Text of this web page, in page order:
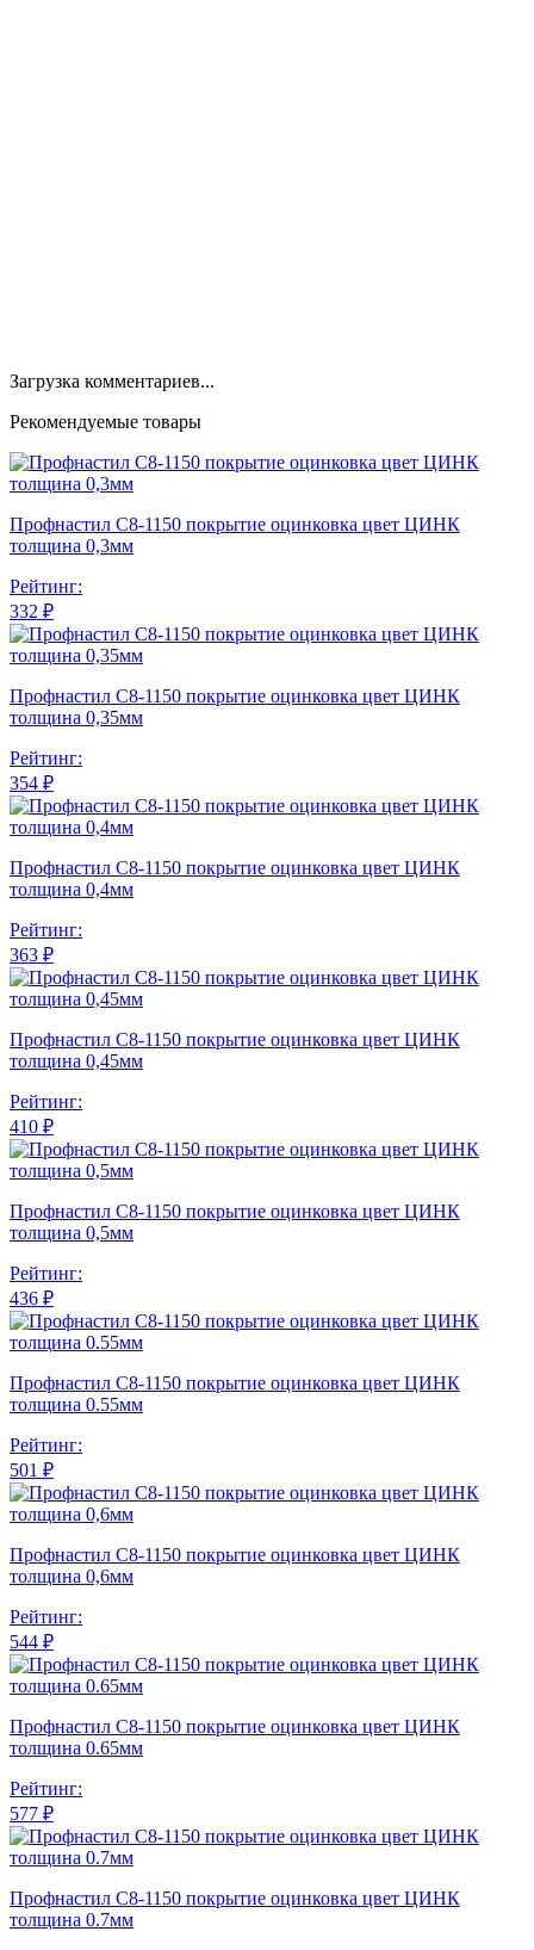
Загрузка комментариев...
Рекомендуемые товары
Профнастил С8-1150 покрытие оцинковка цвет ЦИНК
толщина 0,3мм
Рейтинг:
332 ₽
Профнастил С8-1150 покрытие оцинковка цвет ЦИНК
толщина 0,35мм
Рейтинг:
354 ₽
Профнастил С8-1150 покрытие оцинковка цвет ЦИНК
толщина 0,4мм
Рейтинг:
363 ₽
Профнастил С8-1150 покрытие оцинковка цвет ЦИНК
толщина 0,45мм
Рейтинг:
410 ₽
Профнастил С8-1150 покрытие оцинковка цвет ЦИНК
толщина 0,5мм
Рейтинг:
436 ₽
Профнастил С8-1150 покрытие оцинковка цвет ЦИНК
толщина 0.55мм
Рейтинг:
501 ₽
Профнастил С8-1150 покрытие оцинковка цвет ЦИНК
толщина 0,6мм
Рейтинг:
544 ₽
Профнастил С8-1150 покрытие оцинковка цвет ЦИНК
толщина 0.65мм
Рейтинг:
577 ₽
Профнастил С8-1150 покрытие оцинковка цвет ЦИНК
толщина 0.7мм